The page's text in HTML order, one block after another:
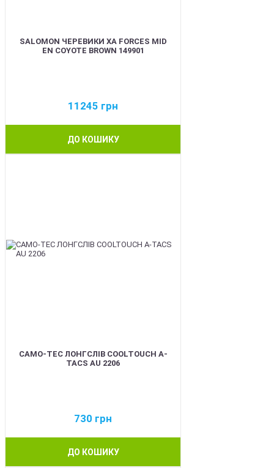
SALOMON ЧЕРЕВИКИ XA FORCES MID
EN COYOTE BROWN 149901
11245 грн
ДО КОШИКУ
CAMO-TEC ЛОНГСЛІВ COOLTOUCH A-
TACS AU 2206
730 грн
ДО КОШИКУ